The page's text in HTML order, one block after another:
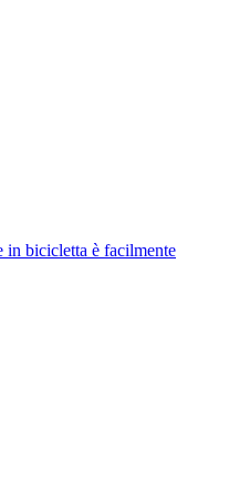
in bicicletta è facilmente